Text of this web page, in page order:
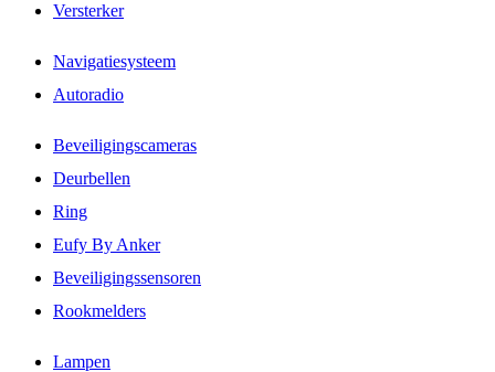
Versterker
Navigatiesysteem
Autoradio
Beveiligingscameras
Deurbellen
Ring
Eufy By Anker
Beveiligingssensoren
Rookmelders
Lampen